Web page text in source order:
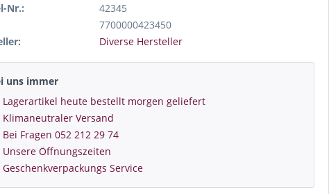
Nr.:
42345
7700000423450
Diverse Hersteller
uns immer
Lagerartikel heute bestellt morgen geliefert
Klimaneutraler Versand
Bei Fragen 052 212 29 74
Unsere Öffnungszeiten
Geschenkverpackungs Service